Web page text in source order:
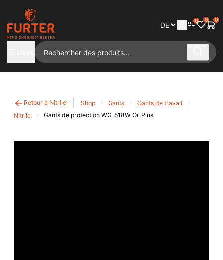
0 0 0
Retour à Nitrile Shop Gants
Gants de travail
Nitrile
Gants de protection WG-518W Oil Plus